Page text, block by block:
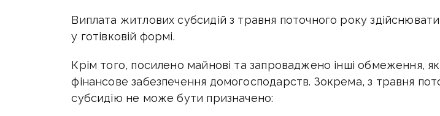
Виплата житлових субсидій з травня поточного року
у готівковій формі.
Крім того, посилено майнові та запроваджено інші обмеження,
фінансове забезпечення домогосподарств. Зокрема, з травня
субсидію не може бути призначено: